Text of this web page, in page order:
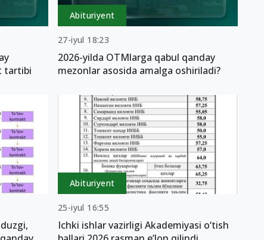
tartibi
Abituriyent
27-iyul 18:23
2026-yilda OTMlarga qabul qanday
mezonlar asosida amalga oshiriladi?
Abituriyent
25-iyul 16:55
Ichki ishlar vazirligi Akademiyasi o‘tish